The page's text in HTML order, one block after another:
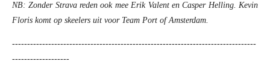
NB: Zonder Strava reden ook mee Erik Valent en Casper Helling. Kevin
Floris komt op skeelers uit voor Team Port of Amsterdam.
---------------------------------------------------------------------------------
-------------------